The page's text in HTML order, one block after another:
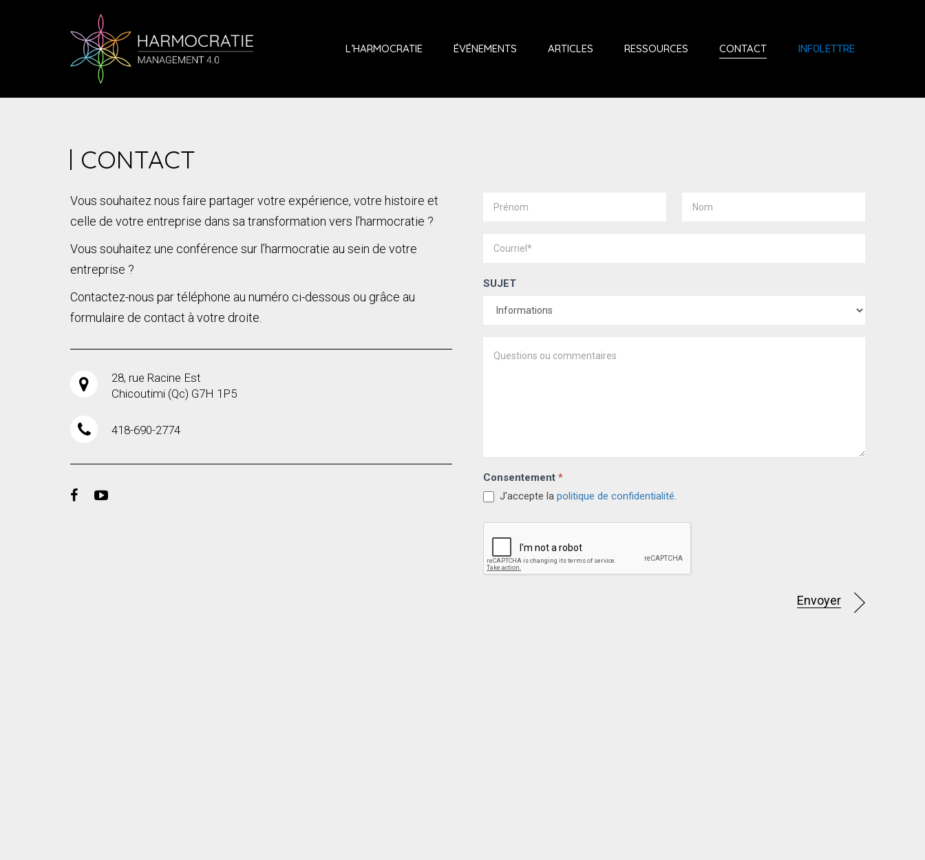
L’HARMOCRATIE ÉVÉNEMENTS ARTICLES RESSOURCES CONTACT INFOLETTRE
CONTACT
Vous souhaitez nous faire partager votre expérience, votre histoire et
celle de votre entreprise dans sa transformation vers l’harmocratie ?
Vous souhaitez une conférence sur l’harmocratie au sein de votre
entreprise ?
Contactez-nous par téléphone au numéro ci-dessous ou grâce au
formulaire de contact à votre droite.
28, rue Racine Est
Chicoutimi (Qc) G7H 1P5
418-690-2774
Contactez-
SUJET
Consentement *
J'accepte la politique de confidentialité.
Envoyer
ARE
LEAVE
THIS